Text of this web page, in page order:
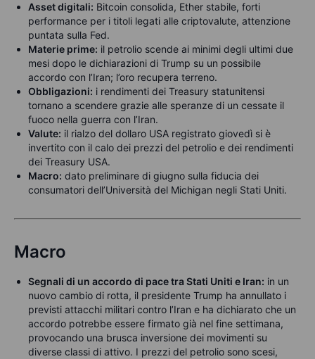
Asset digitali: Bitcoin consolida, Ether stabile, forti
performance per i titoli legati alle criptovalute, attenzione
puntata sulla Fed.
Materie prime: il petrolio scende ai minimi degli ultimi due
mesi dopo le dichiarazioni di Trump su un possibile
accordo con l’Iran; l’oro recupera terreno.
Obbligazioni: i rendimenti dei Treasury statunitensi
tornano a scendere grazie alle speranze di un cessate il
fuoco nella guerra con l’Iran.
Valute: il rialzo del dollaro USA registrato giovedì si è
invertito con il calo dei prezzi del petrolio e dei rendimenti
dei Treasury USA.
Macro: dato preliminare di giugno sulla fiducia dei
consumatori dell’Università del Michigan negli Stati Uniti.
Macro
Segnali di un accordo di pace tra Stati Uniti e Iran: in un
nuovo cambio di rotta, il presidente Trump ha annullato i
previsti attacchi militari contro l’Iran e ha dichiarato che un
accordo potrebbe essere firmato già nel fine settimana,
provocando una brusca inversione dei movimenti su
diverse classi di attivo. I prezzi del petrolio sono scesi,